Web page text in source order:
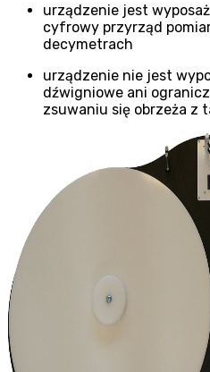
urządzenie jest
cyfrowy przyrząd
decymetrach
urządzenie nie jest
dźwigniowe ani
zsuwaniu się obrzeża z